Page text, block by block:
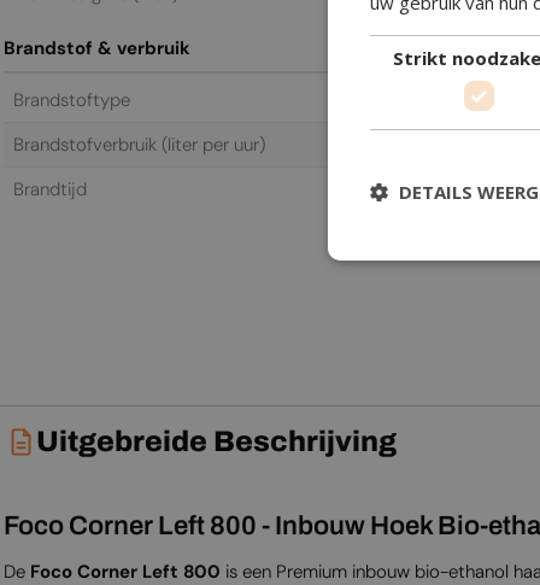
Brandstof & verbruik
Brandstoftype
Bio-ethanol
Brandstofverbruik (liter per uur)
Brandtijd
7,5 h
Uitgebreide Beschrijving
Foco Corner Left 800 - Inbouw Hoek Bio-
De Foco Corner Left 800 is een Premium inbouw bio-ethanol
Strikt
DETAILS